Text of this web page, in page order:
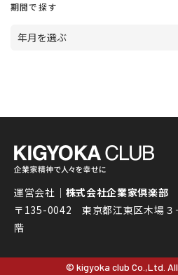
期間で探す
年月を選ぶ
運営会社｜ 株式会社企業家倶楽部
〒135-0042 東京都江東区木場３
階
© kigyoka club Co.,Ltd.